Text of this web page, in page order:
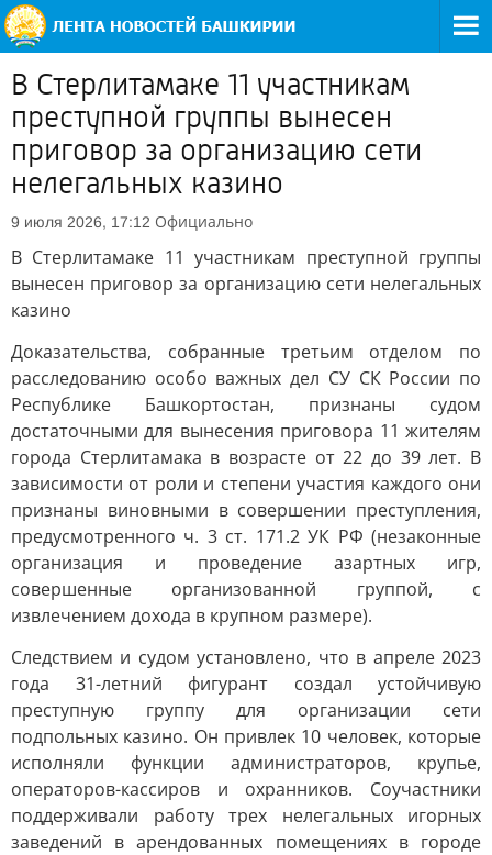
В Стерлитамаке 11 участникам
преступной группы вынесен
приговор за организацию сети
нелегальных казино
9 июля 2026, 17:12 Официально
В Стерлитамаке 11 участникам преступной группы
вынесен приговор за организацию сети нелегальных
казино
Доказательства, собранные третьим отделом по
расследованию особо важных дел СУ СК России по
Республике Башкортостан, признаны судом
достаточными для вынесения приговора 11 жителям
города Стерлитамака в возрасте от 22 до 39 лет. В
зависимости от роли и степени участия каждого они
признаны виновными в совершении преступления,
предусмотренного ч. 3 ст. 171.2 УК РФ (незаконные
организация и проведение азартных игр,
совершенные организованной группой, с
извлечением дохода в крупном размере).
Следствием и судом установлено, что в апреле 2023
года 31-летний фигурант создал устойчивую
преступную группу для организации сети
подпольных казино. Он привлек 10 человек, которые
исполняли функции администраторов, крупье,
операторов-кассиров и охранников. Соучастники
поддерживали работу трех нелегальных игорных
заведений в арендованных помещениях в городе